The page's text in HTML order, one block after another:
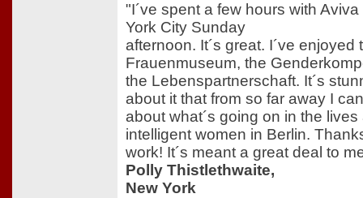
"I´ve spent a few hours with
York City Sunday
afternoon. It´s great. I´ve
Frauenmuseum, the
the Lebenspartnerschaft. It´s
about it that from so far away I
about what´s going on in the
intelligent women in Berlin.
work! It´s meant a great deal to
Polly Thistlethwaite,
New York